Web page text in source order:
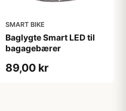
SMART BIKE
Baglygte Smart LED til
bagagebærer
89,00 kr